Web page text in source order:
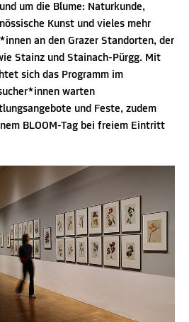
um die Blume: Naturkunde,
Kunst und vieles mehr
an den Grazer Standorten, der
Stainz und Stainach-Pürgg. Mit
sich das Programm im
warten
und Feste, zudem
BLOOM-Tag bei freiem Eintritt